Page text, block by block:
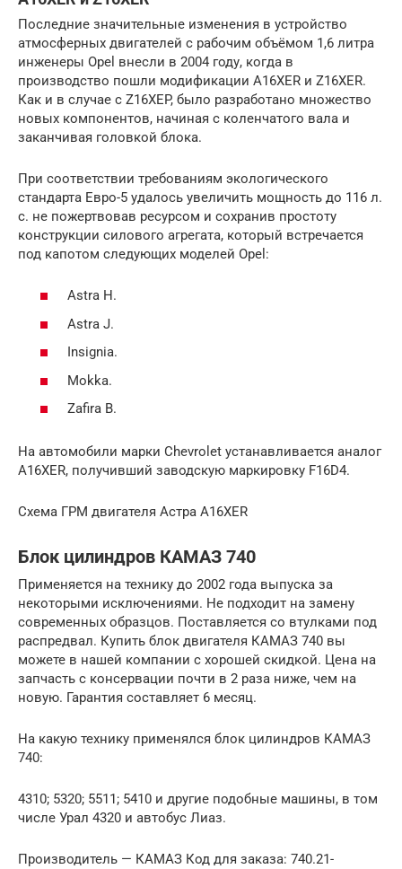
Последние значительные изменения в устройство
атмосферных двигателей с рабочим объёмом 1,6 литра
инженеры Opel внесли в 2004 году, когда в
производство пошли модификации A16XER и Z16XER.
Как и в случае с Z16XEP, было разработано множество
новых компонентов, начиная с коленчатого вала и
заканчивая головкой блока.
При соответствии требованиям экологического
стандарта Евро-5 удалось увеличить мощность до 116 л.
с. не пожертвовав ресурсом и сохранив простоту
конструкции силового агрегата, который встречается
под капотом следующих моделей Opel:
Astra H.
Astra J.
Insignia.
Mokka.
Zafira B.
На автомобили марки Chevrolet устанавливается аналог
A16XER, получивший заводскую маркировку F16D4.
Схема ГРМ двигателя Астра A16XER
Блок цилиндров КАМАЗ 740
Применяется на технику до 2002 года выпуска за
некоторыми исключениями. Не подходит на замену
современных образцов. Поставляется со втулками под
распредвал. Купить блок двигателя КАМАЗ 740 вы
можете в нашей компании с хорошей скидкой. Цена на
запчасть с консервации почти в 2 раза ниже, чем на
новую. Гарантия составляет 6 месяц.
На какую технику применялся блок цилиндров КАМАЗ
740:
4310; 5320; 5511; 5410 и другие подобные машины, в том
числе Урал 4320 и автобус Лиаз.
Производитель — КАМАЗ Код для заказа: 740.21-